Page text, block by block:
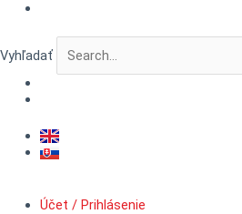
Preskočiť
Vyhľadať
Účet / Prihlásenie
množstvo
RigMaster™
typ
Albatros